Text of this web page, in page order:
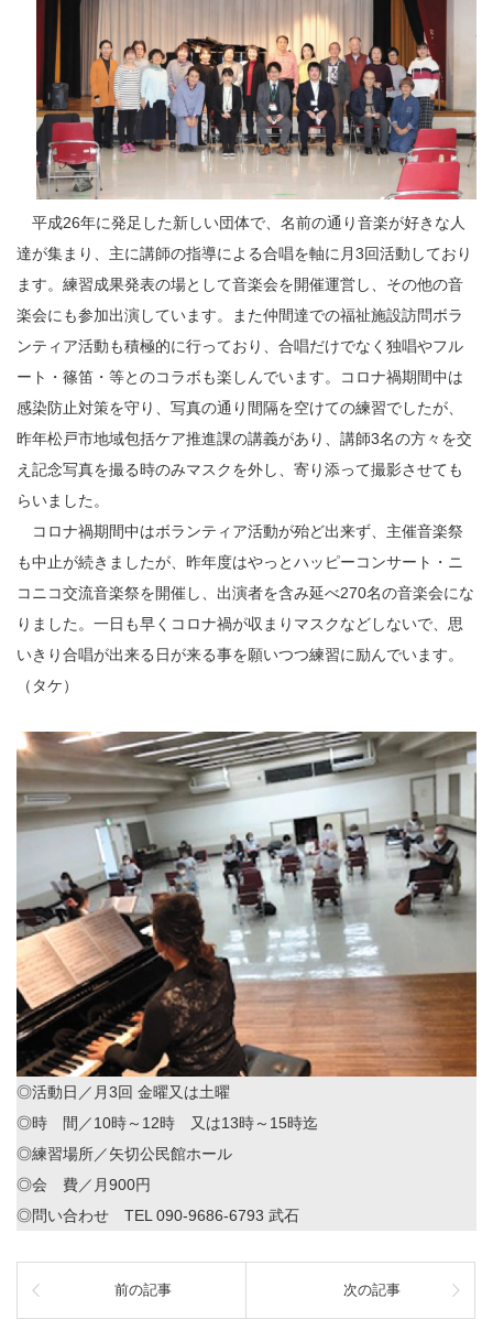
平成26年に発足した新しい団体で、名前の通り音楽が好きな人
達が集まり、主に講師の指導による合唱を軸に月3回活動しており
ます。練習成果発表の場として音楽会を開催運営し、その他の音
楽会にも参加出演しています。また仲間達での福祉施設訪問ボラ
ンティア活動も積極的に行っており、合唱だけでなく独唱やフル
ート・篠笛・等とのコラボも楽しんでいます。コロナ禍期間中は
感染防止対策を守り、写真の通り間隔を空けての練習でしたが、
昨年松戸市地域包括ケア推進課の講義があり、講師3名の方々を交
え記念写真を撮る時のみマスクを外し、寄り添って撮影させても
らいました。
コロナ禍期間中はボランティア活動が殆ど出来ず、主催音楽祭
も中止が続きましたが、昨年度はやっとハッピーコンサート・ニ
コニコ交流音楽祭を開催し、出演者を含み延べ270名の音楽会にな
りました。一日も早くコロナ禍が収まりマスクなどしないで、思
いきり合唱が出来る日が来る事を願いつつ練習に励んでいます。
（タケ）
◎活動日／月3回 金曜又は土曜
◎時 間／10時～12時 又は13時～15時迄
◎練習場所／矢切公民館ホール
◎会 費／月900円
◎問い合わせ TEL 090-9686-6793 武石
前の記事 次の記事